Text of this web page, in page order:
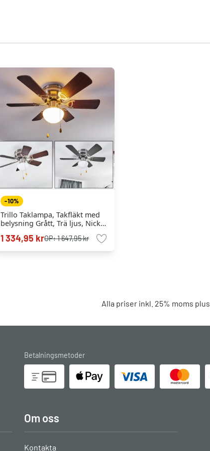
-10%
Trillo Taklampa, Takfläkt med
belysning Grått, Trä ljus, Nickel
1 334,95 krOP:1 647,95 kr
Alla priser inkl. 25% moms plus
Betalningsmetoder
Om oss
Kontakta